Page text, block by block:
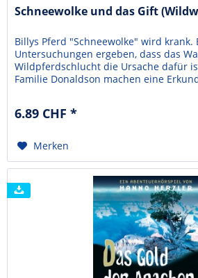
Schneewolke und das Gift
Billys Pferd "Schneewolke" wird krank.
Untersuchungen ergeben, dass das
Wildpferdschlucht die Ursache dafür
Familie Donaldson machen eine
Grund für die Verpestung? Oder steckt
6.89 CHF *
Merken